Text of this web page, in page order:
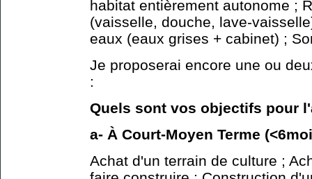
habitat entièrement autonome ;
(vaisselle, douche, lave-
eaux (eaux grises + cabinet) ;
Je proposerai encore une ou
:
Quels sont vos objectifs pour
a- À Court-Moyen Terme
Achat d'un terrain de culture ;